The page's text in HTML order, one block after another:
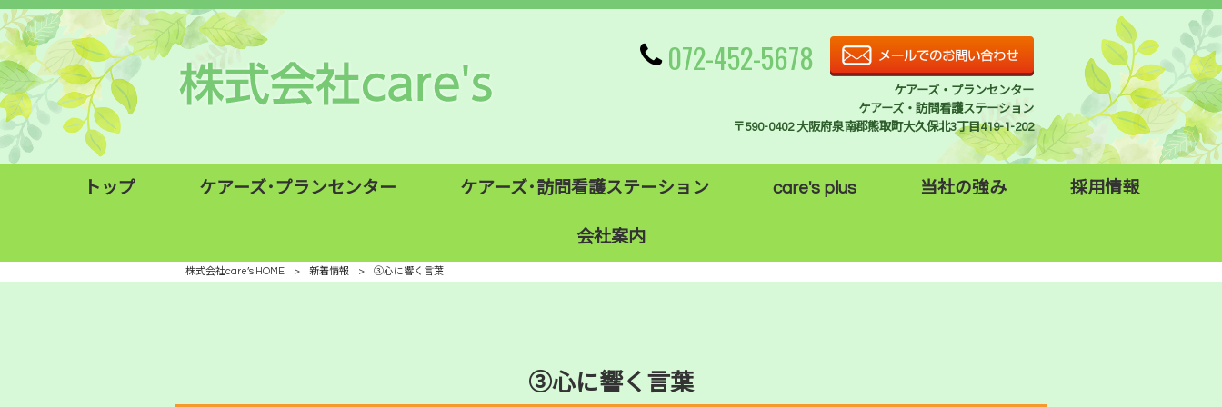
072-452-5678
ケアーズ・プランセンター
ケアーズ・訪問看護ステーション
〒590-0402 大阪府泉南郡熊取町大久保北3丁目419-1-202
トップ ケアーズ･プランセンター ケアーズ･訪問看護ステーション care's plus 当社の強み 採用情報
会社案内
株式会社care’s HOME > 新着情報 > ③心に響く言葉
③心に響く言葉